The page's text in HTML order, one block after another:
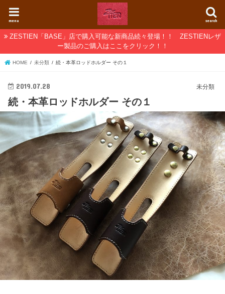
search
menu
ZESTIEN「BASE」店で購入可能な新商品続々登場！！ ZESTIENレザ
ー製品のご購入はここをクリック！！
HOME 未分類 続・本革ロッドホルダー その１
未分類
2019.07.28
続・本革ロッドホルダー その１